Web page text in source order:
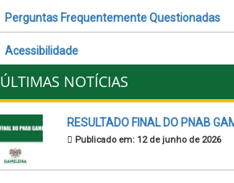
Perguntas Frequentemente Questionadas
Acessibilidade
ÚLTIMAS NOTÍCIAS
RESULTADO FINAL DO PNAB
Publicado em: 12 de junho de 2026